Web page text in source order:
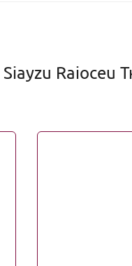
Raioceu